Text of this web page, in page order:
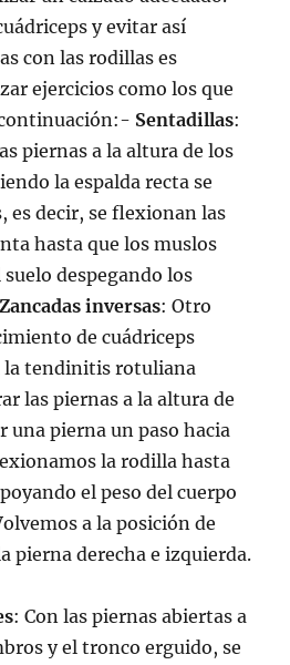
y evitar así
con las rodillas es
ejercicios como los que
Sentadillas:
piernas a la altura de los
la espalda recta se
es decir, se flexionan las
hasta que los muslos
despegando los
Zancadas inversas: Otro
de cuádriceps
la tendinitis rotuliana
las piernas a la altura de
una pierna un paso hacia
la rodilla hasta
el peso del cuerpo
a la posición de
pierna derecha e izquierda.
: Con las piernas abiertas a
y el tronco erguido, se